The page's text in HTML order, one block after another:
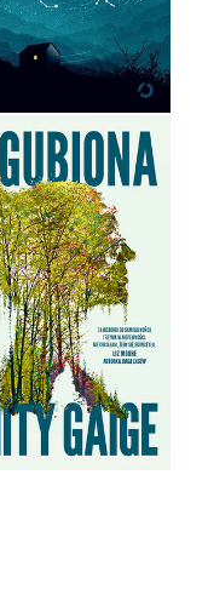
ZŁ
AMITY GAIGE
MIĘKKA
ZŁ